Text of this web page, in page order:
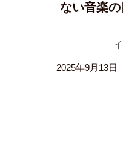
ない音楽
2025年9月13日